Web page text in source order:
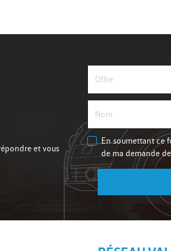
et vous
En soumettant ce
de ma demande